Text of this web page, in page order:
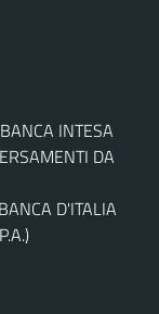
INTESA
DA
D'ITALIA